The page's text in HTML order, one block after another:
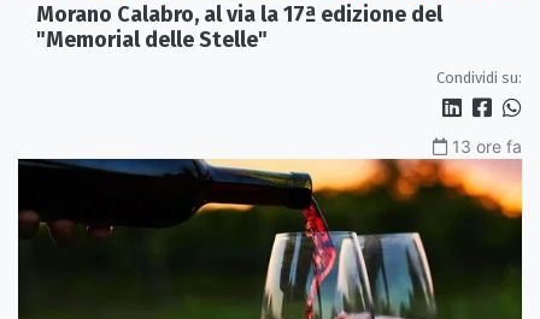
Morano Calabro, al via la 17ª edizione del
"Memorial delle Stelle"
Condividi su:
13 ore fa